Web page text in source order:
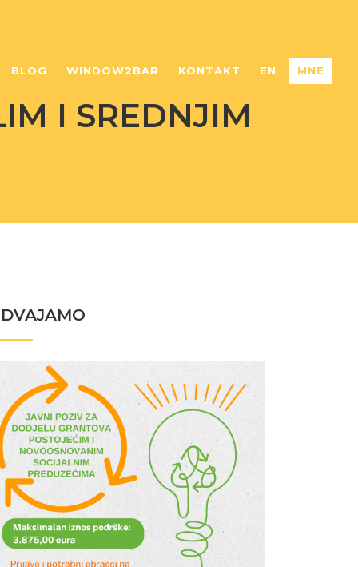
BLOG WINDOW2BAR KONTAKT EN MNE
I SREDNJIM